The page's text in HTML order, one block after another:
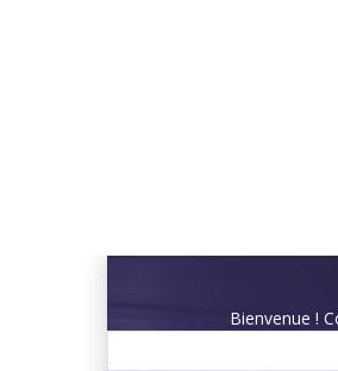
Bienvenue !